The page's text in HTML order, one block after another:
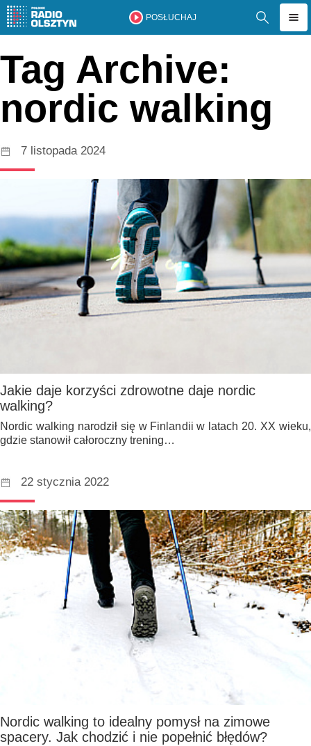
POSŁUCHAJ
Tag Archive:
nordic walking
7 listopada 2024
Jakie daje korzyści zdrowotne daje nordic
walking?
Nordic walking narodził się w Finlandii w latach 20. XX wieku,
gdzie stanowił całoroczny trening…
22 stycznia 2022
Nordic walking to idealny pomysł na zimowe
spacery. Jak chodzić i nie popełnić błędów?